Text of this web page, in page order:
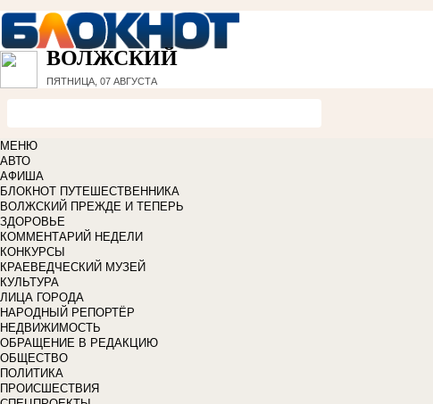
ВОЛЖСКИЙ
ПЯТНИЦА, 07 АВГУСТА
МЕНЮ
АВТО
АФИША
БЛОКНОТ ПУТЕШЕСТВЕННИКА
ВОЛЖСКИЙ ПРЕЖДЕ И ТЕПЕРЬ
ЗДОРОВЬЕ
КОММЕНТАРИЙ НЕДЕЛИ
КОНКУРСЫ
КРАЕВЕДЧЕСКИЙ МУЗЕЙ
КУЛЬТУРА
ЛИЦА ГОРОДА
НАРОДНЫЙ РЕПОРТЁР
НЕДВИЖИМОСТЬ
ОБРАЩЕНИЕ В РЕДАКЦИЮ
ОБЩЕСТВО
ПОЛИТИКА
ПРОИСШЕСТВИЯ